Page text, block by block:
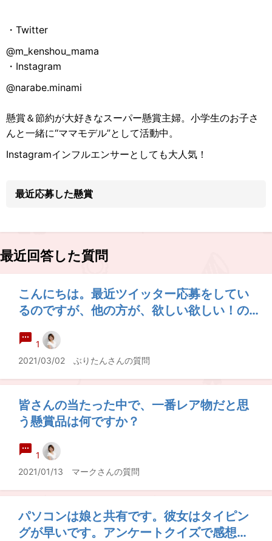
・Twitter
@m_kenshou_mama
・Instagram
@narabe.minami
懸賞＆節約が大好きなスーパー懸賞主婦。小学生のお子さ
んと一緒に“ママモデル”として活動中。
Instagramインフルエンサーとしても大人気！
最近応募した懸賞
最近回答した質問
こんにちは。最近ツイッター応募をしてい
るのですが、他の方が、欲しい欲しい！の
いコメントが自分自身に書かれていて、見
ていてなんだか疲れてしまいました。一旦
離れてみても良いのでしょうか？
1
2021/03/02 ぶりたんさんの質問
皆さんの当たった中で、一番レア物だと思
う懸賞品は何ですか？
1
2021/01/13 マークさんの質問
パソコンは娘と共有です。彼女はタイピン
グが早いです。アンケートクイズで感想